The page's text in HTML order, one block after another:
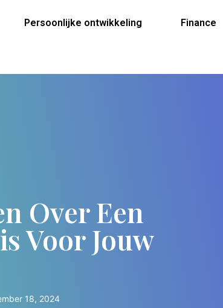
Persoonlijke ontwikkeling Finance
Over Een
Voor Jouw
18, 2024